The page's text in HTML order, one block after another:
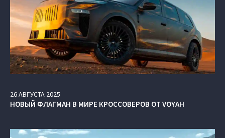
26АВГУСТА 2025
НОВЫЙ ФЛАГМАН В МИРЕ КРОССОВЕРОВ ОТ VOYAH